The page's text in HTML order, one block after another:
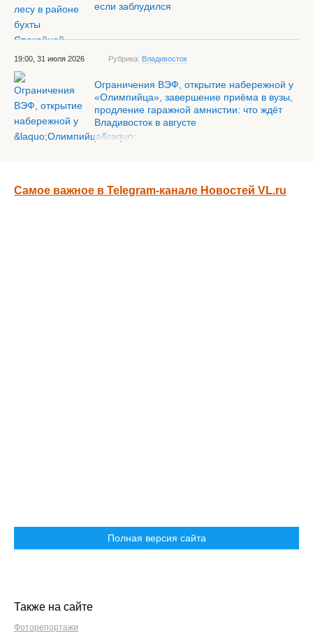
если заблудился
19:00, 31 июля 2026 Рубрика: Владивосток
Ограничения ВЭФ, открытие набережной у
«Олимпийца», завершение приёма в вузы,
продление гаражной амнистии: что ждёт
Владивосток в августе
Самое важное в Telegram-канале Новостей VL.ru
Полная версия сайта
Также на сайте
Фоторепортажи